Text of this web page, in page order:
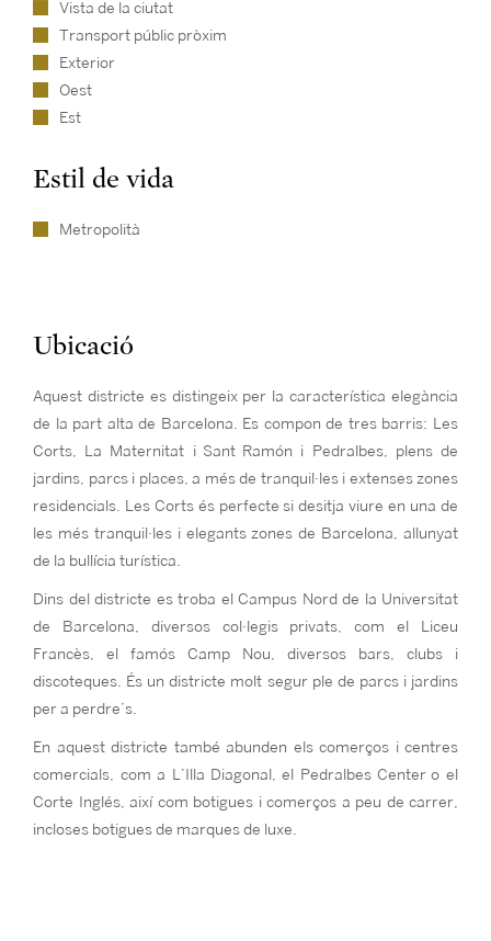
Vista de la ciutat
Transport públic pròxim
Exterior
Oest
Est
Estil de vida
Metropolità
Ubicació
Aquest districte es distingeix per la característica elegància
de la part alta de Barcelona. Es compon de tres barris: Les
Corts, La Maternitat i Sant Ramón i Pedralbes, plens de
jardins, parcs i places, a més de tranquil·les i extenses zones
residencials. Les Corts és perfecte si desitja viure en una de
les més tranquil·les i elegants zones de Barcelona, allunyat
de la bullícia turística.
Dins del districte es troba el Campus Nord de la Universitat
de Barcelona, diversos col·legis privats, com el Liceu
Francès, el famós Camp Nou, diversos bars, clubs i
discoteques. És un districte molt segur ple de parcs i jardins
per a perdre’s.
En aquest districte també abunden els comerços i centres
comercials, com a L’Illa Diagonal, el Pedralbes Center o el
Corte Inglés, així com botigues i comerços a peu de carrer,
incloses botigues de marques de luxe.